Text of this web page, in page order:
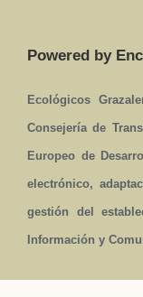
Powered by
Ecológicos
Consejería de
Europeo de
electrónico,
gestión del
Información y